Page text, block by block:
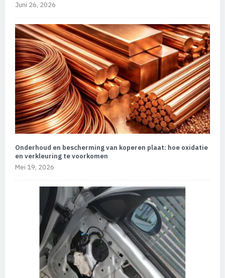
Juni 26, 2026
Onderhoud en bescherming van koperen plaat: hoe oxidatie
en verkleuring te voorkomen
Mei 19, 2026